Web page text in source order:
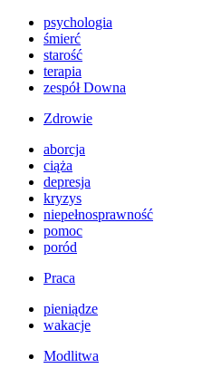
psychologia
śmierć
starość
terapia
zespół Downa
Zdrowie
aborcja
ciąża
depresja
kryzys
niepełnosprawność
pomoc
poród
Praca
pieniądze
wakacje
Modlitwa